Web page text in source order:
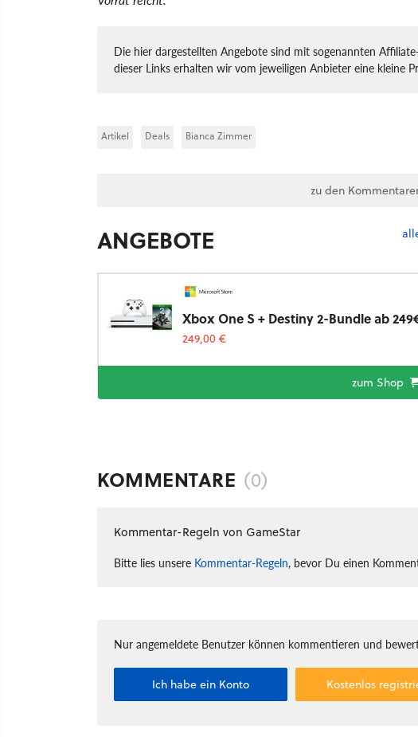
Die hier dargestellten Angebote sind mit sogenannten
dieser Links erhalten wir vom jeweiligen Anbieter eine kleine
Artikel Deals Bianca Zimmer
zu den
ANGEBOTE
Xbox One S + Destiny 2-Bundle ab
249,00 €
zum Shop
KOMMENTARE (0)
Kommentar-Regeln von GameStar
Bitte lies unsere Kommentar-Regeln, bevor Du einen
Nur angemeldete Benutzer können kommentieren und
Ich habe ein Konto Kostenlos